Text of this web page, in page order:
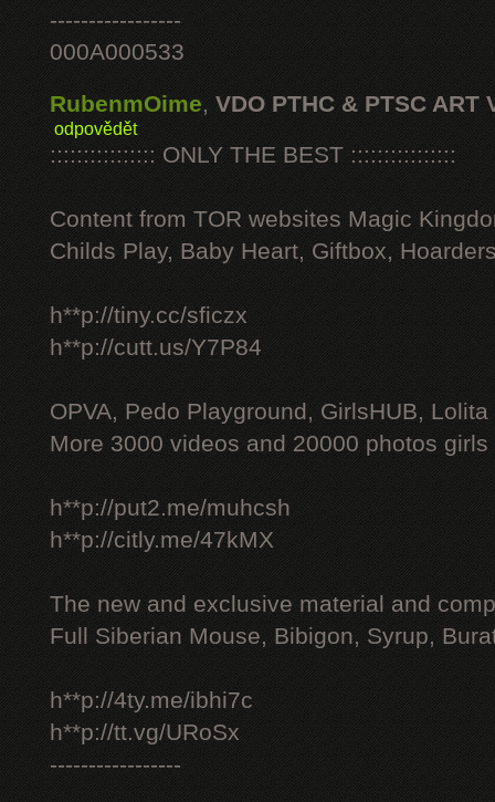
-----------------
000A000533
RubenmOime, VDO PTHC & PTSC ART
odpovědět
:::::::::::::::: ONLY THE BEST ::::::::::::::::
Content from TOR websites Magic
Childs Play, Baby Heart, Giftbox,
h**p://tiny.cc/sficzx
h**p://cutt.us/Y7P84
OPVA, Pedo Playground, GirlsHUB, Lolita
More 3000 videos and 20000 photos
h**p://put2.me/muhcsh
h**p://citly.me/47kMX
The new and exclusive material and
Full Siberian Mouse, Bibigon, Syrup,
h**p://4ty.me/ibhi7c
h**p://tt.vg/URoSx
-----------------